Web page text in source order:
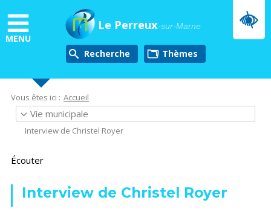
au
contenu
principal
MENU
Le Perreux-sur-Marne
Recherche thèmes
Vous êtes ici : Accueil
Vie municipale
Interview de Christel Royer
Écouter
Interview de Christel Royer